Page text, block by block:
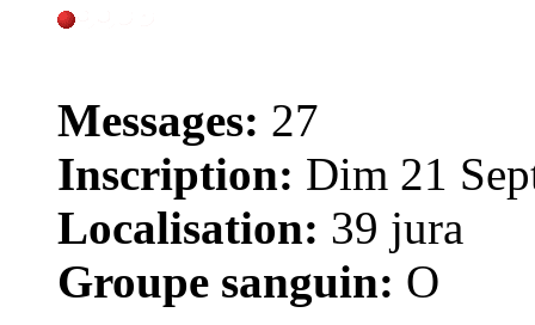
Messages: 27
Inscription: Dim 21
Localisation: 39 jura
Groupe sanguin: O